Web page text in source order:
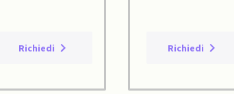
Richiedi Richiedi